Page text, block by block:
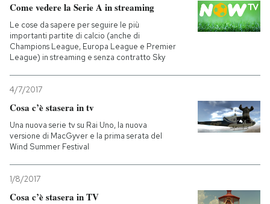
Come vedere la Serie A in streaming
Le cose da sapere per seguire le più
importanti partite di calcio (anche di
Champions League, Europa League e Premier
League) in streaming e senza contratto Sky
4/7/2017
Cosa c’è stasera in tv
Una nuova serie tv su Rai Uno, la nuova
versione di MacGyver e la prima serata del
Wind Summer Festival
1/8/2017
Cosa c’è stasera in TV